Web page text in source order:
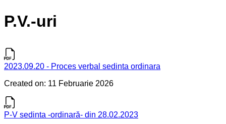
P.V.-uri
2023.09.20 - Proces verbal sedinta ordinara
Created on: 11 Februarie 2026
P-V sedinta -ordinară- din 28.02.2023